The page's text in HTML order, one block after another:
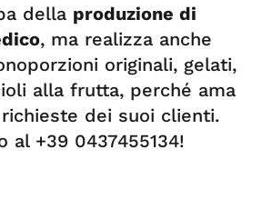
della produzione di
, ma realizza anche
originali, gelati,
alla frutta, perché ama
dei suoi clienti.
al +39 0437455134!